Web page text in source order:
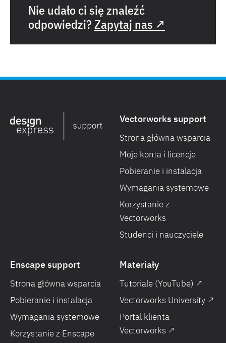
Nie udało ci się znaleźć
odpowiedzi?Zapytaj nas ↗
Vectorworks support
Strona główna wsparcia
Moje konta i licencje
Pobieranie i instalacja
Wymagania systemowe
Korzystanie z
Vectorworks
Studenci i nauczyciele
Enscape support
Strona główna wsparcia
Pobieranie i instalacja
Wymagania systemowe
Korzystanie z Enscape
Materiały
Tutoriale (YouTube) ↗
Vectorworks University ↗
Portal klienta
Vectorworks ↗